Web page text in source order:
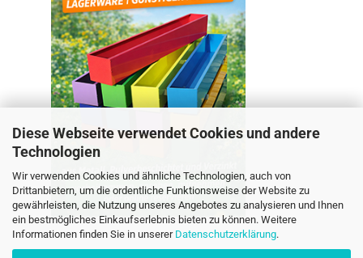
Diese Webseite verwendet Cookies und andere
Technologien
Wir verwenden Cookies und ähnliche Technologien, auch von
Drittanbietern, um die ordentliche Funktionsweise der Website zu
gewährleisten, die Nutzung unseres Angebotes zu analysieren und Ihnen
ein bestmögliches Einkaufserlebnis bieten zu können. Weitere
Informationen finden Sie in unserer Datenschutzerklärung.